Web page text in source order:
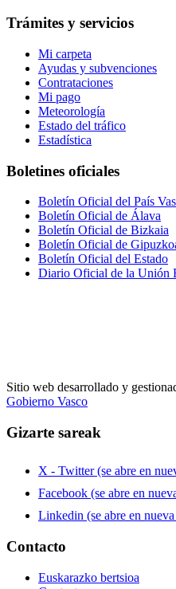
Trámites y servicios
Mi carpeta
Ayudas y subvenciones
Contrataciones
Mi pago
Meteorología
Estado del tráfico
Estadística
Boletines oficiales
Boletín Oficial del País
Boletín Oficial de Álava
Boletín Oficial de Bizkaia
Boletín Oficial de
Boletín Oficial del Estado
Diario Oficial de la Unión
Sitio web desarrollado y
Gobierno Vasco
Gizarte sareak
X - Twitter (se abre en
Facebook (se abre en
Linkedin (se abre en
Contacto
Euskarazko bertsioa